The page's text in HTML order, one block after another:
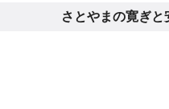
さとやまの寛ぎと